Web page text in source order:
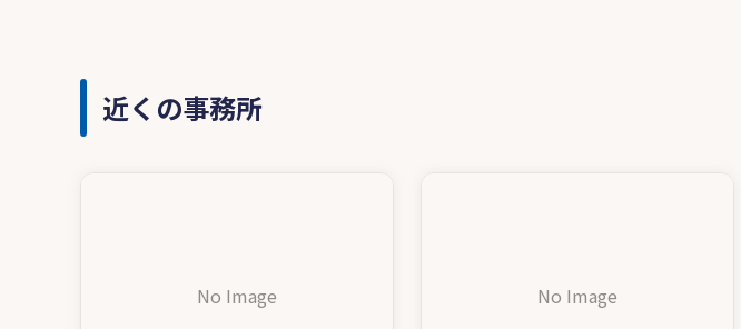
近くの事務所
No Image No Image